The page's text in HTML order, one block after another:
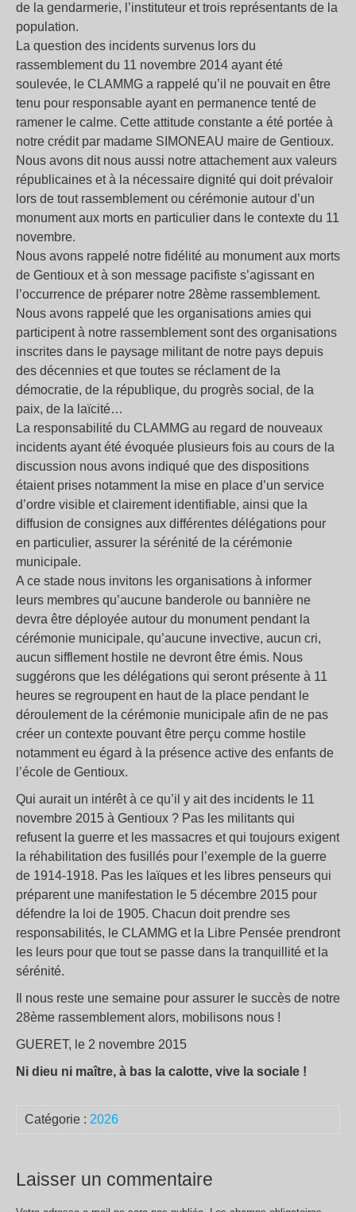
de la gendarmerie, l’instituteur et trois représentants de la
population.
La question des incidents survenus lors du
rassemblement du 11 novembre 2014 ayant été
soulevée, le CLAMMG a rappelé qu’il ne pouvait en être
tenu pour responsable ayant en permanence tenté de
ramener le calme. Cette attitude constante a été portée à
notre crédit par madame SIMONEAU maire de Gentioux.
Nous avons dit nous aussi notre attachement aux valeurs
républicaines et à la nécessaire dignité qui doit prévaloir
lors de tout rassemblement ou cérémonie autour d’un
monument aux morts en particulier dans le contexte du 11
novembre.
Nous avons rappelé notre fidélité au monument aux morts
de Gentioux et à son message pacifiste s’agissant en
l’occurrence de préparer notre 28ème rassemblement.
Nous avons rappelé que les organisations amies qui
participent à notre rassemblement sont des organisations
inscrites dans le paysage militant de notre pays depuis
des décennies et que toutes se réclament de la
démocratie, de la république, du progrès social, de la
paix, de la laïcité…
La responsabilité du CLAMMG au regard de nouveaux
incidents ayant été évoquée plusieurs fois au cours de la
discussion nous avons indiqué que des dispositions
étaient prises notamment la mise en place d’un service
d’ordre visible et clairement identifiable, ainsi que la
diffusion de consignes aux différentes délégations pour
en particulier, assurer la sérénité de la cérémonie
municipale.
A ce stade nous invitons les organisations à informer
leurs membres qu’aucune banderole ou bannière ne
devra être déployée autour du monument pendant la
cérémonie municipale, qu’aucune invective, aucun cri,
aucun sifflement hostile ne devront être émis. Nous
suggérons que les délégations qui seront présente à 11
heures se regroupent en haut de la place pendant le
déroulement de la cérémonie municipale afin de ne pas
créer un contexte pouvant être perçu comme hostile
notamment eu égard à la présence active des enfants de
l’école de Gentioux.
Qui aurait un intérêt à ce qu’il y ait des incidents le 11
novembre 2015 à Gentioux ? Pas les militants qui
refusent la guerre et les massacres et qui toujours exigent
la réhabilitation des fusillés pour l’exemple de la guerre
de 1914-1918. Pas les laïques et les libres penseurs qui
préparent une manifestation le 5 décembre 2015 pour
défendre la loi de 1905. Chacun doit prendre ses
responsabilités, le CLAMMG et la Libre Pensée prendront
les leurs pour que tout se passe dans la tranquillité et la
sérénité.
Il nous reste une semaine pour assurer le succès de notre
28ème rassemblement alors, mobilisons nous !
GUERET, le 2 novembre 2015
Ni dieu ni maître, à bas la calotte, vive la sociale !
Catégorie : 2026
Laisser un commentaire